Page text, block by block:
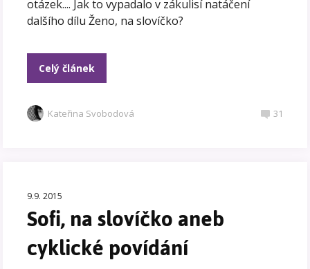
otázek.... Jak to vypadalo v zákulisí natáčení
dalšího dílu Ženo, na slovíčko?
Celý článek
Kateřina Svobodová 31
9.9. 2015
Sofi, na slovíčko aneb
cyklické povídání